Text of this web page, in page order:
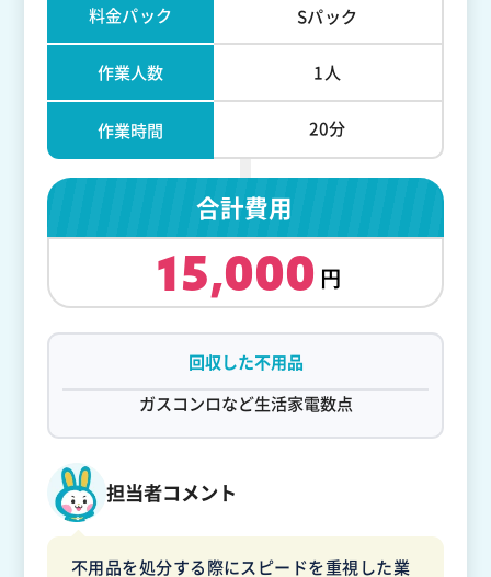
料金パック Sパック
作業人数 1人
作業時間 20分
合計費用
15,000
回収した不用品
ガスコンロなど生活家電数点
担当者コメント
不用品を処分する際にスピードを重視した業